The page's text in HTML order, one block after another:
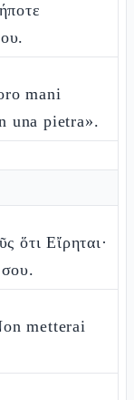
mani
una pietra».
ὅτι Εἴρηται·
metterai